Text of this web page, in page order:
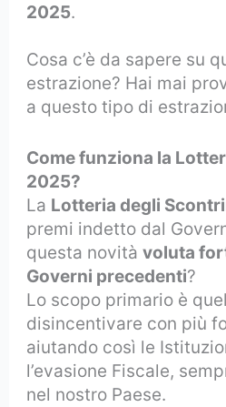
2025.
Cosa c’è da sapere su
estrazione? Hai mai
a questo tipo di
Come funziona la
2025?
La Lotteria degli
premi indetto dal
questa novitàvoluta
Governi precedenti?
Lo scopo primario è
disincentivare con più
aiutando così le
l’evasione Fiscale,
nel nostro Paese.